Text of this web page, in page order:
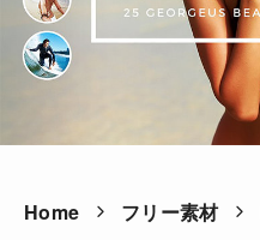
Home フリー素材